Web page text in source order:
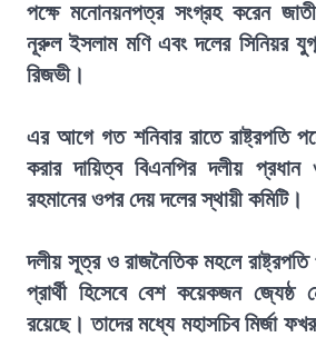
পক্ষে মনোনয়নপত্র সংগ্রহ করেন
নূরুল ইসলাম মণি এবং দলের সিনিয়র
রিজভী।
এর আগে গত শনিবার রাতে রাষ্ট্রপতি
করার দায়িত্ব বিএনপির দলীয় প্রধান
রহমানের ওপর দেয় দলের স্থায়ী কমিটি।
দলীয় সূত্র ও রাজনৈতিক মহলে
প্রার্থী হিসেবে বেশ কয়েকজন জ্যেষ্ঠ
রয়েছে। তাদের মধ্যে মহাসচিব মির্জা